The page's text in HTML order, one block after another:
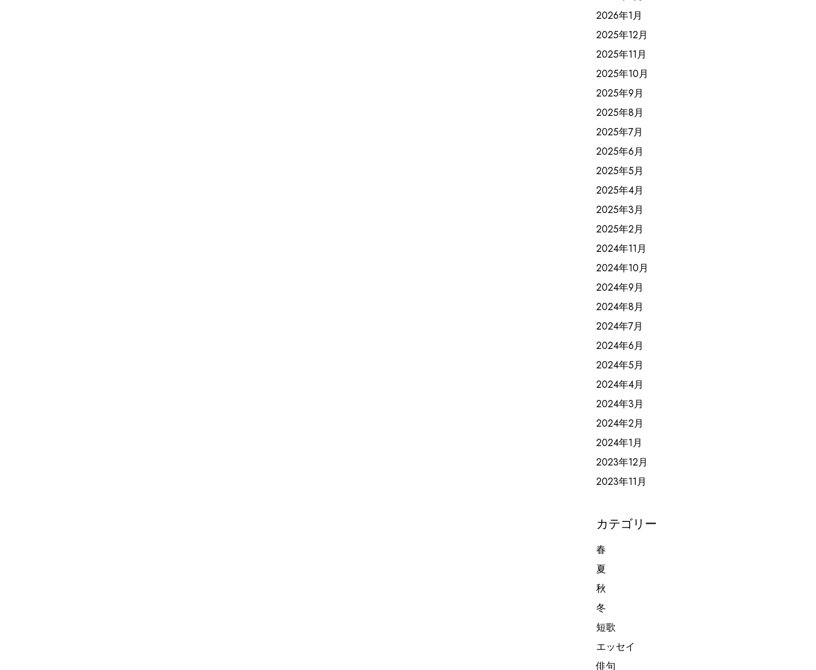
2026年1月
2025年12月
2025年11月
2025年10月
2025年9月
2025年8月
2025年7月
2025年6月
2025年5月
2025年4月
2025年3月
2025年2月
2024年11月
2024年10月
2024年9月
2024年8月
2024年7月
2024年6月
2024年5月
2024年4月
2024年3月
2024年2月
2024年1月
2023年12月
2023年11月
カテゴリー
春
夏
秋
冬
短歌
エッセイ
俳句